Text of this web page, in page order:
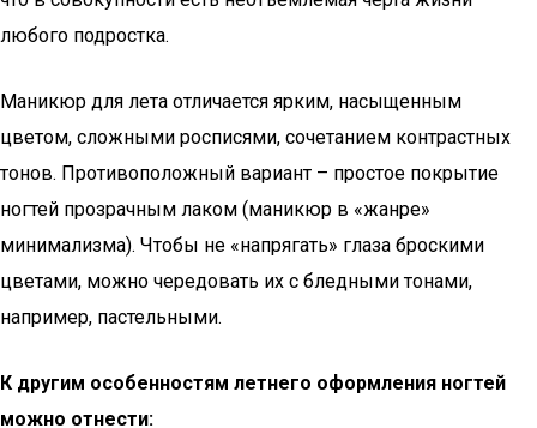
любого подростка.
Маникюр для лета отличается ярким, насыщенным
цветом, сложными росписями, сочетанием контрастных
тонов. Противоположный вариант – простое покрытие
ногтей прозрачным лаком (маникюр в «жанре»
минимализма). Чтобы не «напрягать» глаза броскими
цветами, можно чередовать их с бледными тонами,
например, пастельными.
К другим особенностям летнего оформления ногтей
можно отнести: